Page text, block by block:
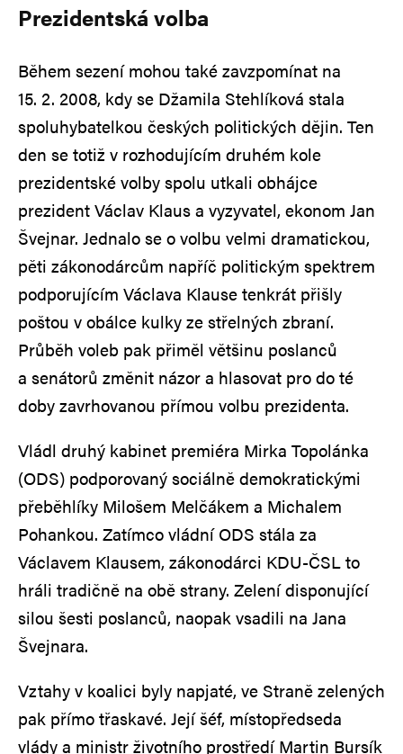
Prezidentská volba
Během sezení mohou také zavzpomínat na
15. 2. 2008, kdy se Džamila Stehlíková stala
spoluhybatelkou českých politických dějin. Ten
den se totiž v rozhodujícím druhém kole
prezidentské volby spolu utkali obhájce
prezident Václav Klaus a vyzyvatel, ekonom Jan
Švejnar. Jednalo se o volbu velmi dramatickou,
pěti zákonodárcům napříč politickým spektrem
podporujícím Václava Klause tenkrát přišly
poštou v obálce kulky ze střelných zbraní.
Průběh voleb pak přiměl většinu poslanců
a senátorů změnit názor a hlasovat pro do té
doby zavrhovanou přímou volbu prezidenta.
Vládl druhý kabinet premiéra Mirka Topolánka
(ODS) podporovaný sociálně demokratickými
přeběhlíky Milošem Melčákem a Michalem
Pohankou. Zatímco vládní ODS stála za
Václavem Klausem, zákonodárci KDU-ČSL to
hráli tradičně na obě strany. Zelení disponující
silou šesti poslanců, naopak vsadili na Jana
Švejnara.
Vztahy v koalici byly napjaté, ve Straně zelených
pak přímo třaskavé. Její šéf, místopředseda
vlády a ministr životního prostředí Martin Bursík